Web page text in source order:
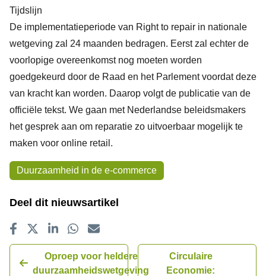
Tijdslijn
De implementatieperiode van Right to repair in nationale
wetgeving zal 24 maanden bedragen. Eerst zal echter de
voorlopige overeenkomst nog moeten worden
goedgekeurd door de Raad en het Parlement voordat deze
van kracht kan worden. Daarop volgt de publicatie van de
officiële tekst. We gaan met Nederlandse beleidsmakers
het gesprek aan om reparatie zo uitvoerbaar mogelijk te
maken voor online retail.
Onderwerpen
Duurzaamheid in de e-commerce
Deel dit nieuwsartikel
Delen op Facebook
TweetDelen op LinkedIn
Delen op WhatsApp
E-mailadres
Oproep voor heldere
duurzaamheidswetgeving
Circulaire
Economie: